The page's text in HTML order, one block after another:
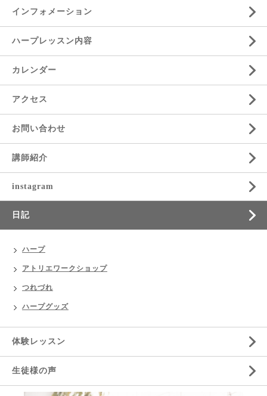
インフォメーション
ハープレッスン内容
カレンダー
アクセス
お問い合わせ
講師紹介
instagram
日記
ハープ
アトリエワークショップ
つれづれ
ハープグッズ
体験レッスン
生徒様の声